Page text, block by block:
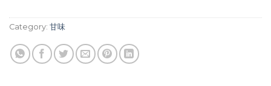
Category: 甘味